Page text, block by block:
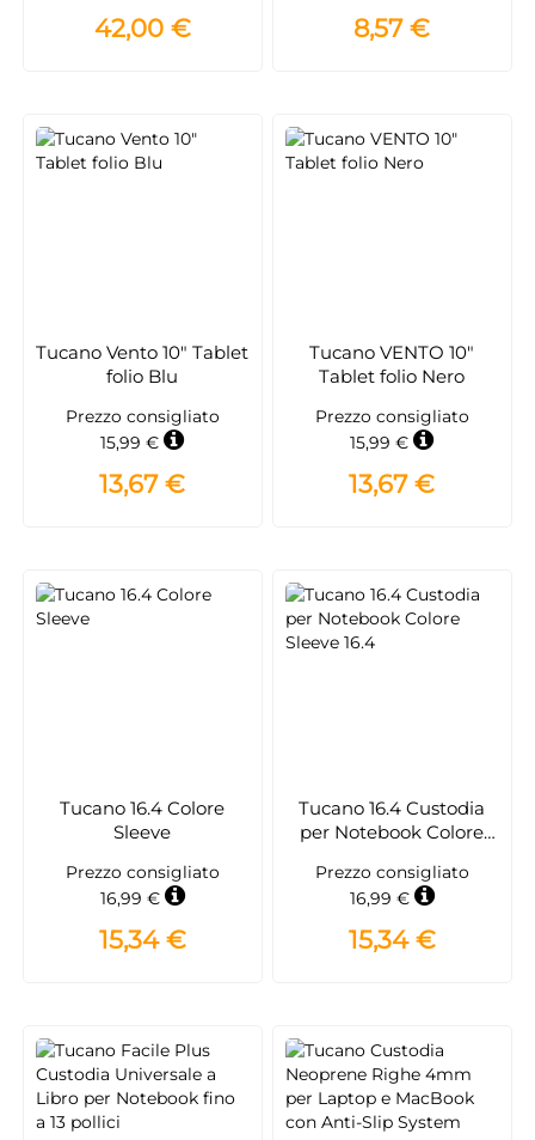
42,00 € 8,57 €
Tucano Vento 10" Tablet
folio Blu
Prezzo consigliato
15,99 €
13,67 €
Tucano VENTO 10"
Tablet folio Nero
Prezzo consigliato
15,99 €
13,67 €
Tucano 16.4 Colore
Sleeve
Prezzo consigliato
16,99 €
15,34 €
Tucano 16.4 Custodia
per Notebook Colore
Prezzo consigliato
16,99 €
15,34 €